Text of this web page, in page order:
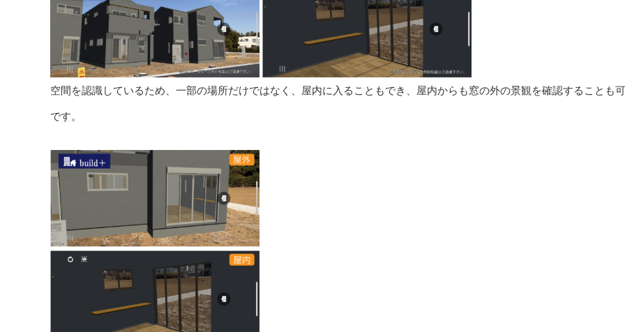
空間を認識しているため、一部の場所だけではなく、屋内に入ることもでき、屋内からも窓の外の景観を確認することも
です。